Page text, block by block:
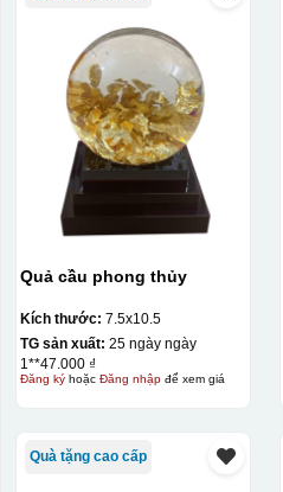
Quả cầu phong thủy
Kích thước: 7.5x10.5
TG sản xuất: 25 ngày ngày
1**47.000 ₫
Đăng kýhoặc Đăng nhậpđể xem giá
Quà tặng cao cấp